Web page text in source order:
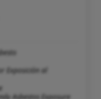
Exposición al